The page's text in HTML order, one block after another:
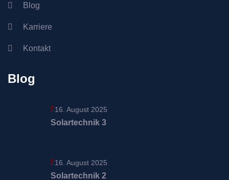
Blog
Karriere
Kontakt
Blog
16. August 2025
Solartechnik 3
16. August 2025
Solartechnik 2